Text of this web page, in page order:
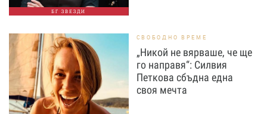
БГ ЗВЕЗДИ
СВОБОДНО ВРЕМЕ
„Никой не вярваше, че ще
го направя“: Силвия
Петкова сбъдна една
своя мечта